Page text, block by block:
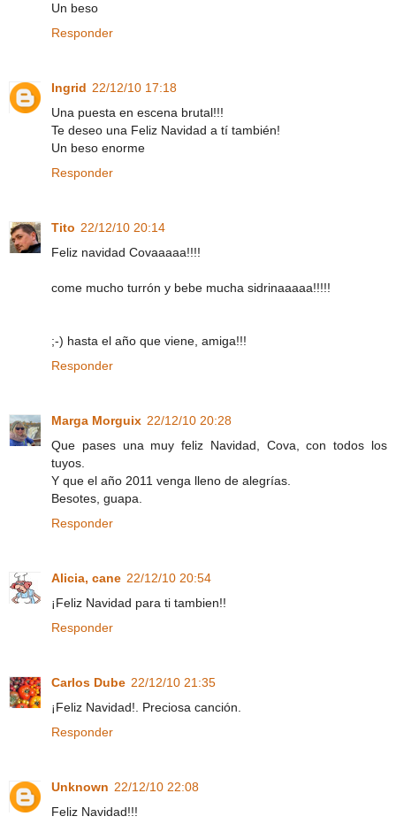
Un beso
Responder
Ingrid 22/12/10 17:18
Una puesta en escena brutal!!!
Te deseo una Feliz Navidad a tí también!
Un beso enorme
Responder
Tito 22/12/10 20:14
Feliz navidad Covaaaaa!!!!
come mucho turrón y bebe mucha sidrinaaaaa!!!!!
;-) hasta el año que viene, amiga!!!
Responder
Marga Morguix 22/12/10 20:28
Que pases una muy feliz Navidad, Cova, con todos los
tuyos.
Y que el año 2011 venga lleno de alegrías.
Besotes, guapa.
Responder
Alicia, cane 22/12/10 20:54
¡Feliz Navidad para ti tambien!!
Responder
Carlos Dube 22/12/10 21:35
¡Feliz Navidad!. Preciosa canción.
Responder
Unknown 22/12/10 22:08
Feliz Navidad!!!